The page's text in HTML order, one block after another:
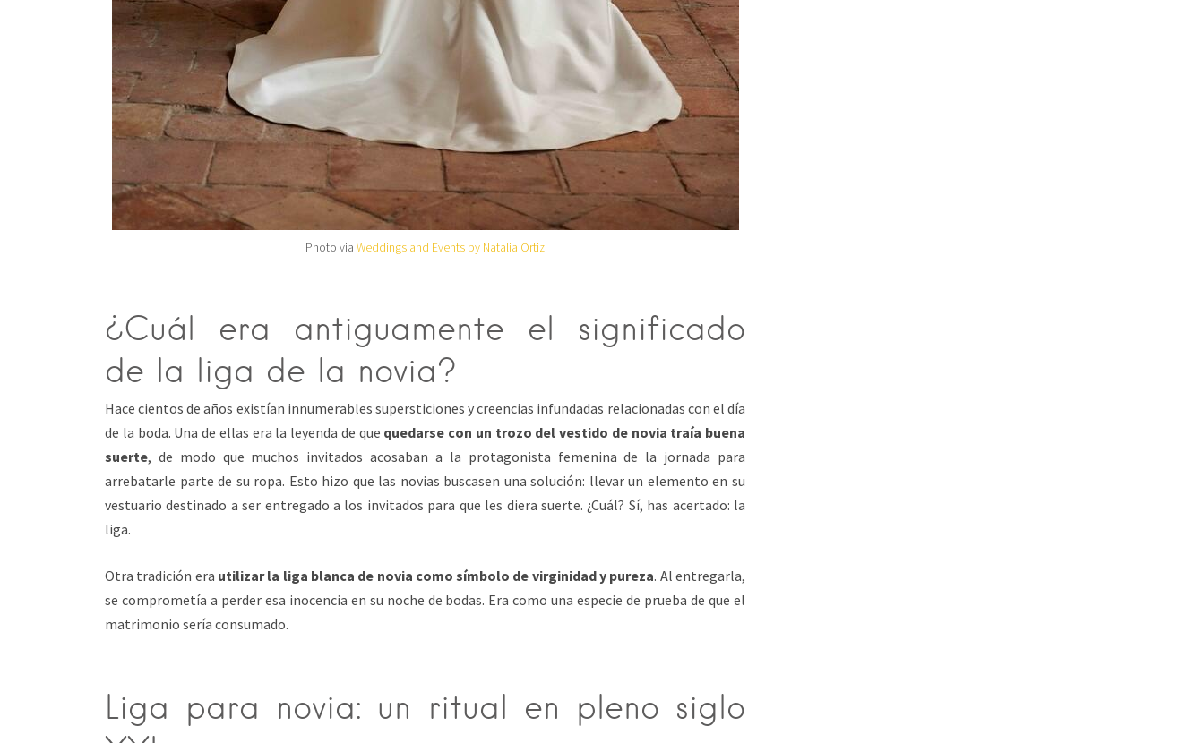
Photo via Weddings and Events by Natalia Ortiz
¿Cuál era antiguamente el significado
de la liga de la novia?
Hace cientos de años existían innumerables supersticiones y creencias infundadas relacionadas con el día
de la boda. Una de ellas era la leyenda de que quedarse con un trozo del vestido de novia traía buena
suerte, de modo que muchos invitados acosaban a la protagonista femenina de la jornada para
arrebatarle parte de su ropa. Esto hizo que las novias buscasen una solución: llevar un elemento en su
vestuario destinado a ser entregado a los invitados para que les diera suerte. ¿Cuál? Sí, has acertado: la
liga.
Otra tradición era utilizar la liga blanca de novia como símbolo de virginidad y pureza. Al entregarla,
se comprometía a perder esa inocencia en su noche de bodas. Era como una especie de prueba de que el
matrimonio sería consumado.
Liga para novia: un ritual en pleno siglo